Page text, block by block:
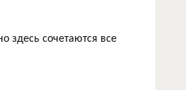
здесь сочетаются все